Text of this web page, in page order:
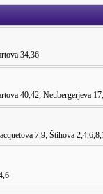
34,36
40,42; Neubergerjeva
7,9; Štihova